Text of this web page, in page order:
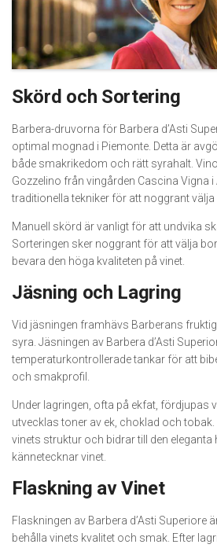
Skörd och Sortering
Barbera-druvorna för Barbera d’Asti
optimal mognad i Piemonte. Detta är
både smakrikedom och rätt syrahalt.
Gozzelino från vingården Cascina Vigna
traditionella tekniker för att noggrant välja
Manuell skörd är vanligt för att undvika
Sorteringen sker noggrant för att välja
bevara den höga kvaliteten på vinet.
Jäsning och Lagring
Vid jäsningen framhävs Barberans
syra. Jäsningen av Barbera d’Asti
temperaturkontrollerade tankar för att
och smakprofil.
Under lagringen, ofta på ekfat, fördjupas
utvecklas toner av ek, choklad och
vinets struktur och bidrar till den eleganta
kännetecknar vinet.
Flaskning av Vinet
Flaskningen av Barbera d’Asti Superiore
behålla vinets kvalitet och smak. Efter